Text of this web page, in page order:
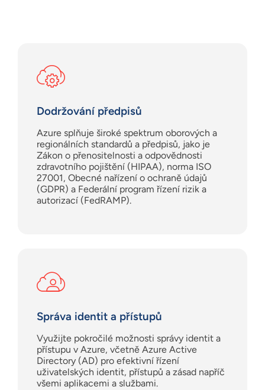
Dodržování předpisů
Azure splňuje široké spektrum oborových a
regionálních standardů a předpisů, jako je
Zákon o přenositelnosti a odpovědnosti
zdravotního pojištění (HIPAA), norma ISO
27001, Obecné nařízení o ochraně údajů
(GDPR) a Federální program řízení rizik a
autorizací (FedRAMP).
Správa identit a přístupů
Využijte pokročilé možnosti správy identit a
přístupu v Azure, včetně Azure Active
Directory (AD) pro efektivní řízení
uživatelských identit, přístupů a zásad napříč
všemi aplikacemi a službami.